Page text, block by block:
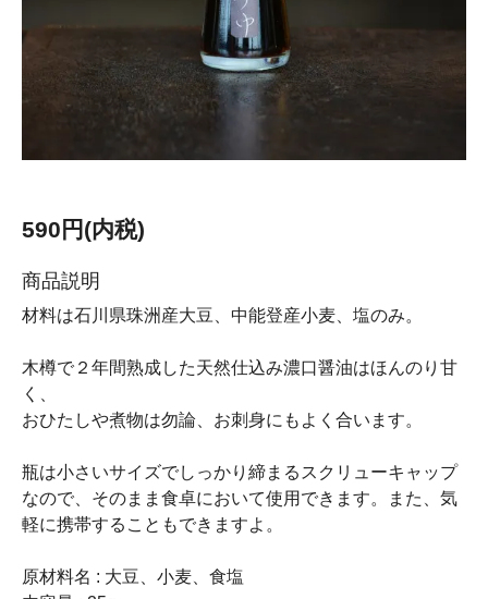
590円(内税)
商品説明
材料は石川県珠洲産大豆、中能登産小麦、塩のみ。
木樽で２年間熟成した天然仕込み濃口醤油はほんのり甘
く、
おひたしや煮物は勿論、お刺身にもよく合います。
瓶は小さいサイズでしっかり締まるスクリューキャップ
なので、そのまま食卓において使用できます。また、気
軽に携帯することもできますよ。
原材料名 : 大豆、小麦、食塩